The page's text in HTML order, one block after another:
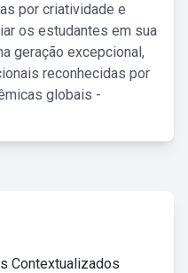
por criatividade e
os estudantes em sua
geração excepcional,
reconhecidas por
globais -
Contextualizados